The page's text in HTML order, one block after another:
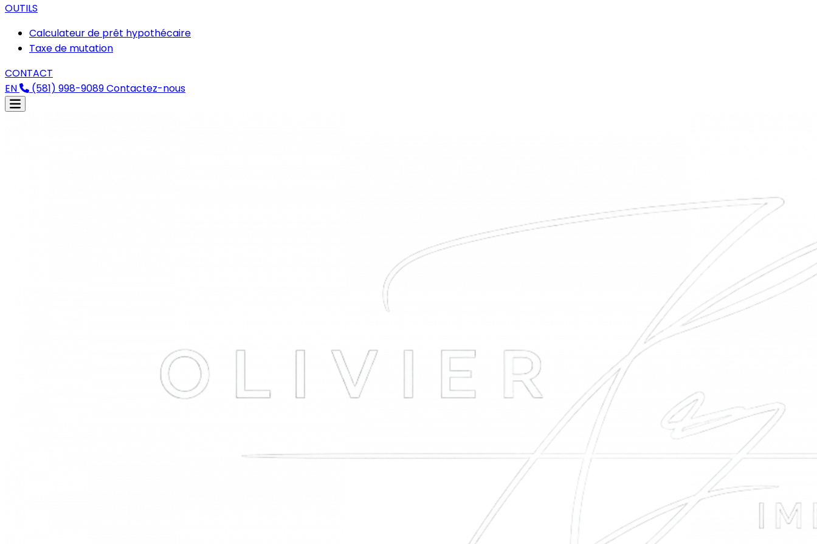
OUTILS
Calculateur de prêt hypothécaire
Taxe de mutation
CONTACT
EN
(581) 998-9089Contactez-nous